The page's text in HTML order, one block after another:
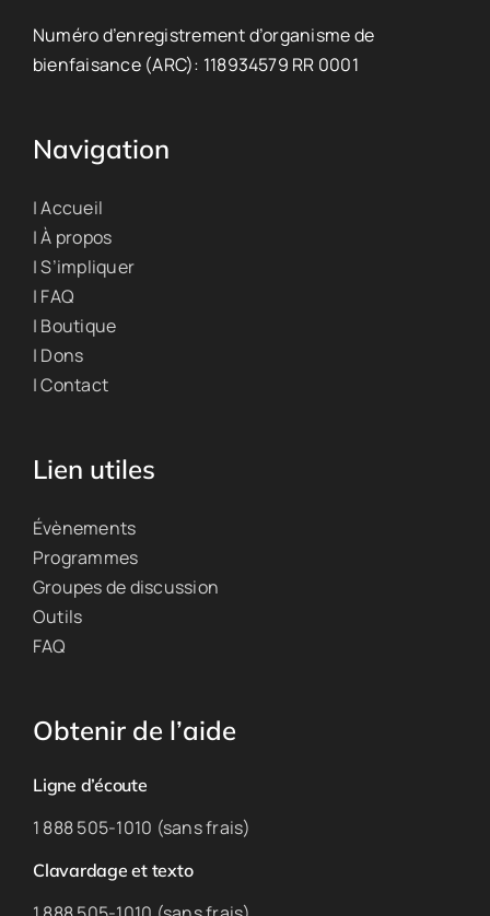
Numéro d’enregistrement d’organisme de
bienfaisance (ARC): 118934579 RR 0001
Navigation
| Accueil
| À propos
| S’impliquer
| FAQ
| Boutique
| Dons
| Contact
Lien utiles
Évènements
Programmes
Groupes de discussion
Outils
FAQ
Obtenir de l’aide
Ligne d’écoute
1 888 505-1010 (sans frais)
Clavardage et texto